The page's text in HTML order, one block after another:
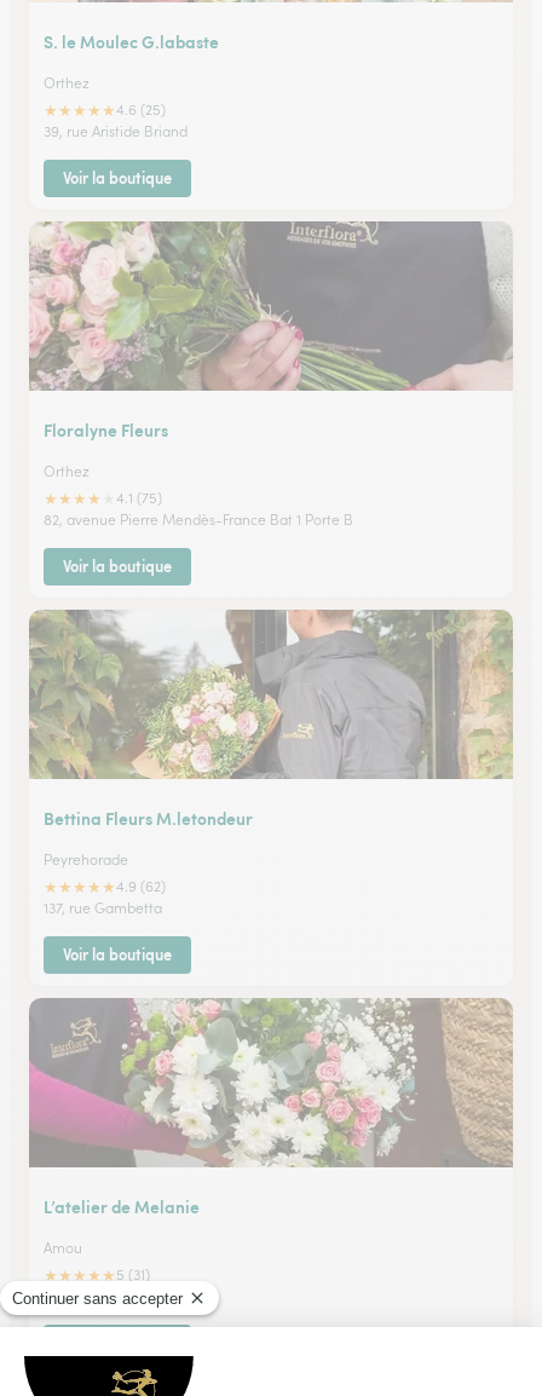
S. le Moulec G.labaste
Orthez
★★★★★4.6 (25)
39, rue Aristide Briand
Voir la boutique
Floralyne Fleurs
Orthez
★★★★
4.1 (75)
82, avenue Pierre Mendès-France Bat 1 Porte B
Voir la boutique
Bettina Fleurs M.letondeur
Peyrehorade
★★★★★4.9 (62)
137, rue Gambetta
Voir la boutique
L’atelier de Melanie
Amou
★★★★★ 5 (31)
120 avenue de l'ocean